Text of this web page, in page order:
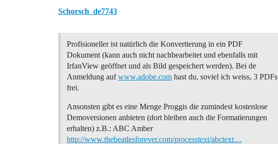
Schorsch_de7743
Profisioneller ist natürlich die Konvertierung in ein PDF
Dokument (kann auch nicht nachbearbeitet und ebenfalls mit
IrfanView geöffnet und als Bild gespeichert werden). Bei de
Anmeldung aufwww.adobe.com hast du, soviel ich weiss, 3 PDFs
frei.
Ansonsten gibt es eine Menge Proggis die zumindest kostenlose
Demoversionen anbieten (dort bleiben auch die Formatierungen
erhalten) z.B.: ABC Amber
http://www.thebeatlesforever.com/processtext/abctext…